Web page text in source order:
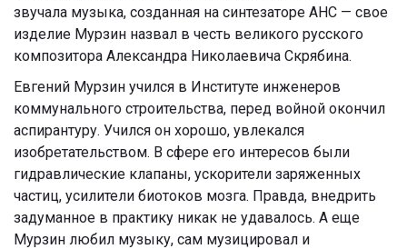
звучала музыка, созданная на синтезаторе АНС — свое
изделие Мурзин назвал в честь великого русского
композитора Александра Николаевича Скрябина.
Евгений Мурзин учился в Институте инженеров
коммунального строительства, перед войной окончил
аспирантуру. Учился он хорошо, увлекался
изобретательством. В сфере его интересов были
гидравлические клапаны, ускорители заряженных
частиц, усилители биотоков мозга. Правда, внедрить
задуманное в практику никак не удавалось. А еще
Мурзин любил музыку, сам музицировал и